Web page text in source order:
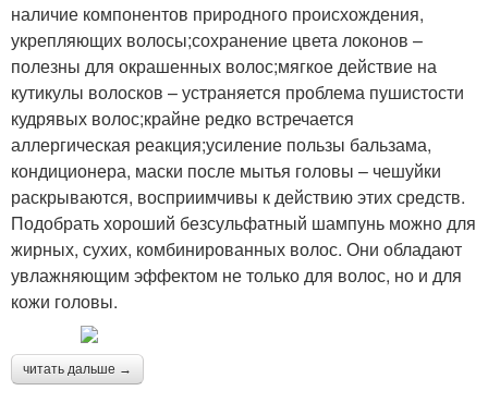
наличие компонентов природного происхождения,
укрепляющих волосы;сохранение цвета локонов –
полезны для окрашенных волос;мягкое действие на
кутикулы волосков – устраняется проблема пушистости
кудрявых волос;крайне редко встречается
аллергическая реакция;усиление пользы бальзама,
кондиционера, маски после мытья головы – чешуйки
раскрываются, восприимчивы к действию этих средств.
Подобрать хороший безсульфатный шампунь можно для
жирных, сухих, комбинированных волос. Они обладают
увлажняющим эффектом не только для волос, но и для
кожи головы.
читать дальше →